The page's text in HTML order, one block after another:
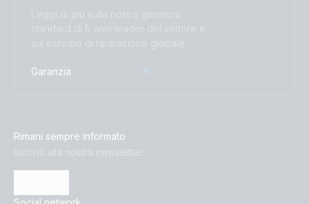
Leggi di più sulla nostra garanzia
standard di 5 anni leader del settore e
sul servizio di riparazione globale.
Garanzia
Rimani sempre informato
Iscriviti alla nostra newsletter